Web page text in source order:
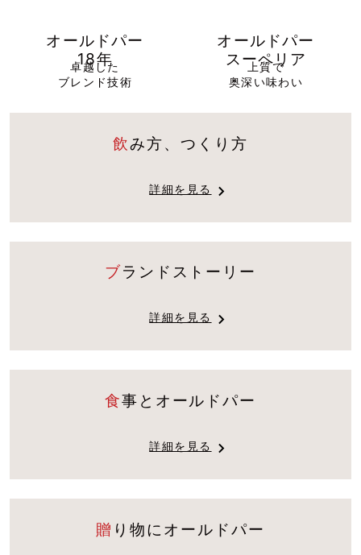
オールドパー
18年
卓越した
ブレンド技術
オールドパー
スーペリア
上質で
奥深い味わい
飲み方、つくり方
詳細を見る
ブランドストーリー
詳細を見る
食事とオールドパー
詳細を見る
贈り物にオールドパー